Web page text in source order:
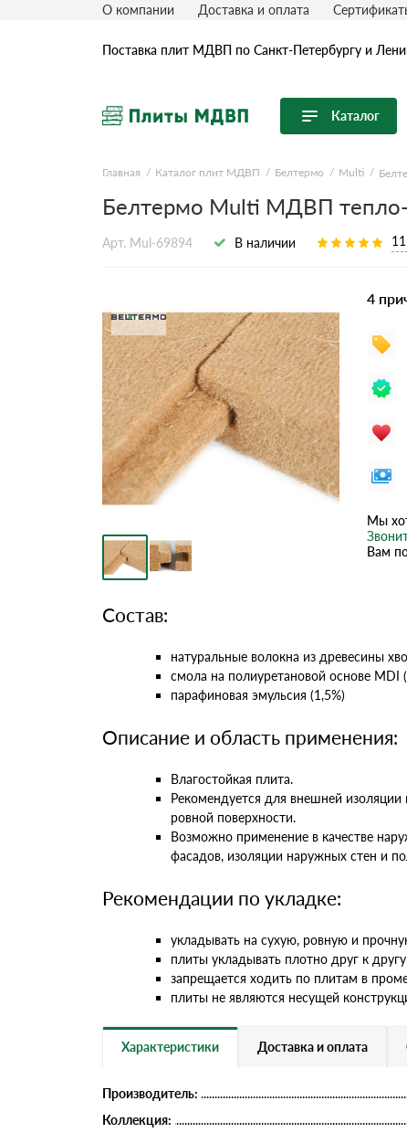
Поставка плит МДВП по Санкт-Петербургу и
Каталог
Перейти в каталог
Продуктовые линейки
О компании Доставка и оплата
Главная Каталог плит МДВП Белтермо Multi
Белтермо Multi МДВП тепло-
Арт. Mul-69894 В наличии
4
Мы
Вам
Состав:
натуральные волокна из древесины
смола на полиуретановой основе MDI
парафиновая эмульсия (1,5%)
Описание и область применения:
Влагостойкая плита.
Рекомендуется для внешней изоляции
ровной поверхности.
Возможно применение в качестве
фасадов, изоляции наружных стен и
Рекомендации по укладке:
укладывать на сухую, ровную и
плиты укладывать плотно друг к другу
запрещается ходить по плитам в
плиты не являются несущей
Характеристики Доставка и оплата
Производитель:
Коллекция: